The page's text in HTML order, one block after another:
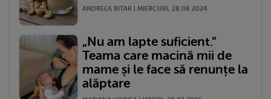
ANDREEA BITAR | MIERCURI, 28.08.2024
„Nu am lapte suficient.”
Teama care macină mii de
mame și le face să renunțe la
alăptare